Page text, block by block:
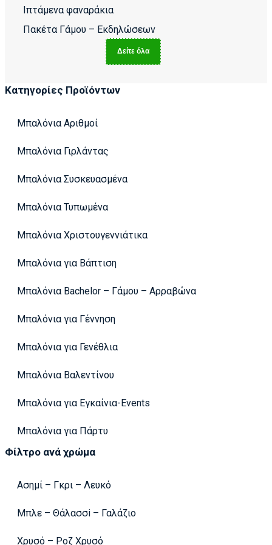
Ιπτάμενα φαναράκια
Πακέτα Γάμου – Εκδηλώσεων
Δείτε όλα
Κατηγορίες Προϊόντων
Μπαλόνια Αριθμοί
Μπαλόνια Γιρλάντας
Μπαλόνια Συσκευασμένα
Μπαλόνια Τυπωμένα
Μπαλόνια Χριστουγεννιάτικα
Μπαλόνια για Βάπτιση
Μπαλόνια Bachelor – Γάμου – Αρραβώνα
Μπαλόνια για Γέννηση
Μπαλόνια για Γενέθλια
Μπαλόνια Βαλεντίνου
Μπαλόνια για Εγκαίνια-Events
Μπαλόνια για Πάρτυ
Φίλτρο ανά χρώμα
Ασημί – Γκρι – Λευκό
Μπλε – Θάλασσi – Γαλάζιο
Χρυσό – Ροζ Χρυσό